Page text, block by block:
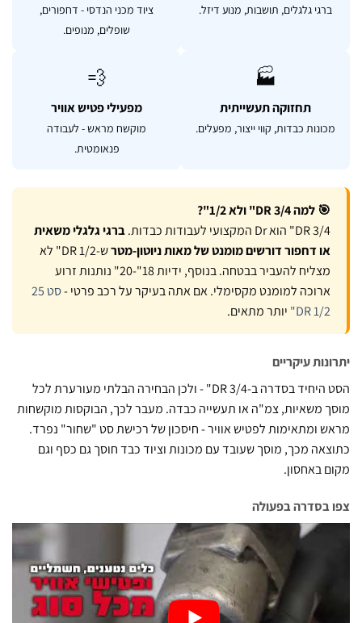
ברגי גלגלים, תושבות, מנוע דיזל.
ציוד מכני הנדסי - דחפורים,
שופלים, מנופים.
תחזוקה תעשייתית
כבדות, קווי ייצור, מפעלים.
מפעילי פטיש אוויר
מוקשח מראש - לעבודה
פנאומטית.
🎯 למה DR 3/4" ולא 1/2"?
DR 3/4" הוא Dr המקצועי לעבודות כבדות.
ברגי גלגלי משאית
או דחפור דורשים מומנט של מאות ניוטון-מטר
ש-DR 1/2" לא
מצליח להעביר בבטחה. בנוסף, ידיות 18"-20" נותנות זרוע
ארוכה למומנט מקסימלי. אם אתה בעיקר על רכב פרטי -
סט 25
DR 1/2" יותר מתאים.
עיקריים
הסט היחיד בסדרה ב-DR 3/4" - ולכן הבחירה הבלתי מעורערת לכל
משאיות, צמ"ה או תעשייה כבדה. מעבר לכך, הבוקסות מוקשחות
ומתאימות לפטיש אוויר - חיסכון של רכישת סט "שחור" נפרד.
מכך, מוסך שעובד עם מכונות וציוד כבד חוסך גם כסף וגם
באחסון.
בסדרה בפעולה